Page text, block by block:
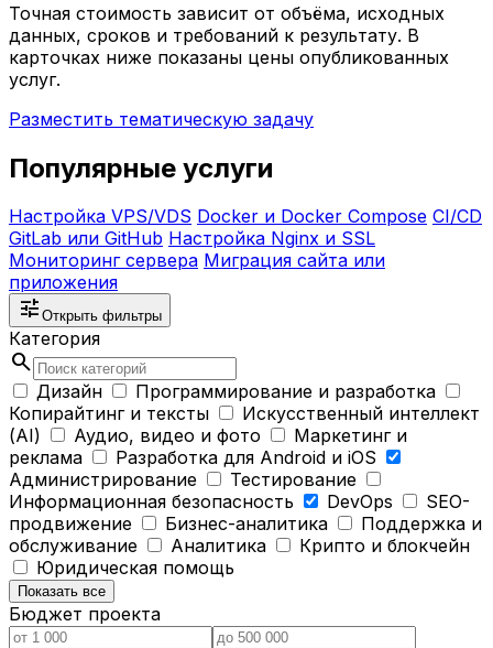
Точная стоимость зависит от объёма, исходных
данных, сроков и требований к результату. В
карточках ниже показаны цены опубликованных
услуг.
Разместить тематическую задачу
Популярные услуги
Настройка VPS/VDS Docker и Docker Compose CI/CD
GitLab или GitHub Настройка Nginx и SSL
Мониторинг сервера Миграция сайта или
приложения
tune Открыть фильтры
Категория
search
Дизайн
Программирование и разработка
Копирайтинг и тексты
Искусственный интеллект
(AI)
Аудио, видео и фото
Маркетинг и
реклама
Разработка для Android и iOS
Администрирование
Тестирование
Информационная безопасность
DevOps
SEO-
продвижение
Бизнес-аналитика
Поддержка и
обслуживание
Аналитика
Крипто и блокчейн
Юридическая помощь
Показать все
Бюджет проекта